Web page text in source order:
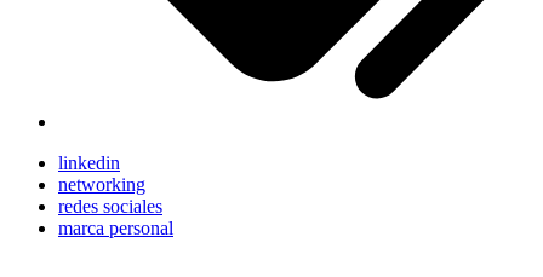
linkedin
networking
redes sociales
marca personal